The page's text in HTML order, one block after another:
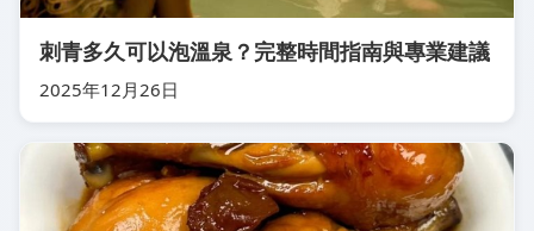
刺青多久可以泡溫泉？完整時間指南與專業建議
2025年12月26日